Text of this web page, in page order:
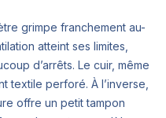
grimpe franchement au-
atteint ses limites,
d’arrêts. Le cuir, même
textile perforé. À l’inverse,
offre un petit tampon